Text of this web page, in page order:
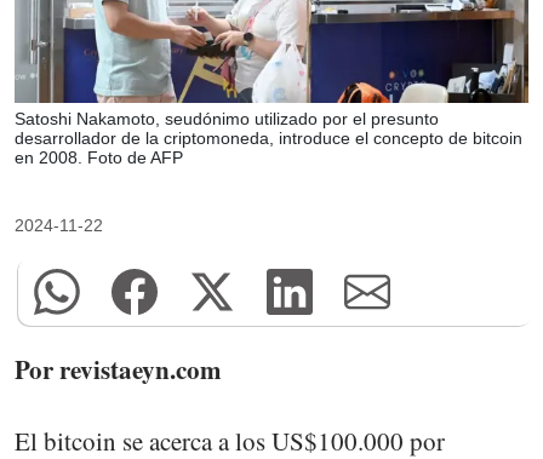
Satoshi Nakamoto, seudónimo utilizado por el presunto
desarrollador de la criptomoneda, introduce el concepto de bitcoin
en 2008. Foto de AFP
2024-11-22
Por revistaeyn.com
El bitcoin se acerca a los US$100.000 por